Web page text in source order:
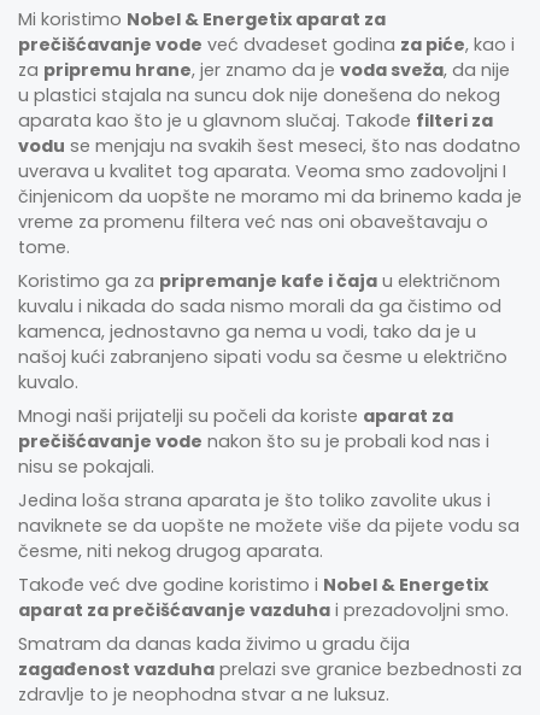
Mi koristimo Nobel & Energetix aparat za
prečišćavanje vode već dvadeset godina za piće, kao i
za pripremu hrane, jer znamo da je voda sveža, da nije
u plastici stajala na suncu dok nije donešena do nekog
aparata kao što je u glavnom slučaj. Takođe filteri za
vodu se menjaju na svakih šest meseci, što nas dodatno
uverava u kvalitet tog aparata. Veoma smo zadovoljni I
činjenicom da uopšte ne moramo mi da brinemo kada je
vreme za promenu filtera već nas oni obaveštavaju o
tome.
Koristimo ga za pripremanje kafe i čaja u električnom
kuvalu i nikada do sada nismo morali da ga čistimo od
kamenca, jednostavno ga nema u vodi, tako da je u
našoj kući zabranjeno sipati vodu sa česme u električno
kuvalo.
Mnogi naši prijatelji su počeli da koriste aparat za
prečišćavanje vode nakon što su je probali kod nas i
nisu se pokajali.
Jedina loša strana aparata je što toliko zavolite ukus i
naviknete se da uopšte ne možete više da pijete vodu sa
česme, niti nekog drugog aparata.
Takođe već dve godine koristimo i Nobel & Energetix
aparat za prečišćavanje vazduha i prezadovoljni smo.
Smatram da danas kada živimo u gradu čija
zagađenost vazduha prelazi sve granice bezbednosti za
zdravlje to je neophodna stvar a ne luksuz.